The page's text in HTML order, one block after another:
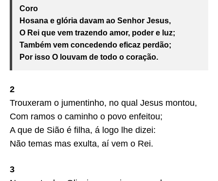
Coro
Hosana e glória davam ao Senhor Jesus,
O Rei que vem trazendo amor, poder e luz;
Também vem concedendo eficaz perdão;
Por isso O louvam de todo o coração.
2
Trouxeram o jumentinho, no qual Jesus montou,
Com ramos o caminho o povo enfeitou;
A que de Sião é filha, á logo lhe dizei:
Não temas mas exulta, aí vem o Rei.
3